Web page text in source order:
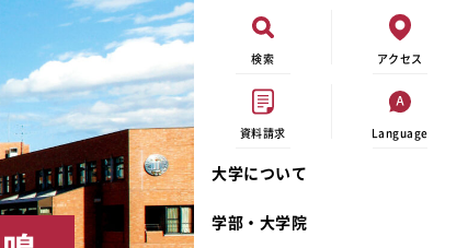
検索 アクセス
資料請求 Language
大学について
学部・大学院